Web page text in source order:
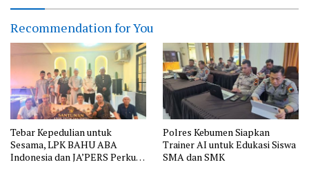
Recommendation for You
Tebar Kepedulian untuk
Sesama, LPK BAHU ABA
Indonesia dan JA’PERS Perkuat
Polres Kebumen Siapkan
Trainer AI untuk Edukasi Siswa
SMA dan SMK